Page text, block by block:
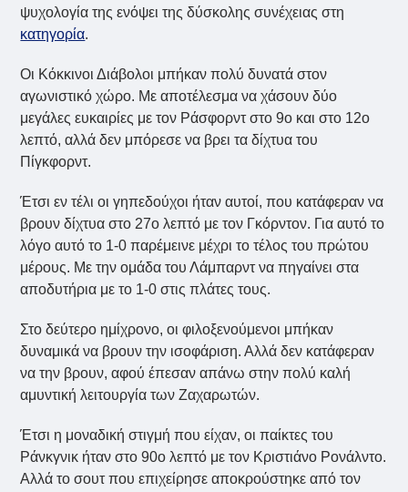
ψυχολογία της ενόψει της δύσκολης συνέχειας στη
κατηγορία.
Οι Κόκκινοι Διάβολοι μπήκαν πολύ δυνατά στον
αγωνιστικό χώρο. Με αποτέλεσμα να χάσουν δύο
μεγάλες ευκαιρίες με τον Ράσφορντ στο 9ο και στο 12ο
λεπτό, αλλά δεν μπόρεσε να βρει τα δίχτυα του
Πίγκφορντ.
Έτσι εν τέλι οι γηπεδούχοι ήταν αυτοί, που κατάφεραν να
βρουν δίχτυα στο 27ο λεπτό με τον Γκόρντον. Για αυτό το
λόγο αυτό το 1-0 παρέμεινε μέχρι το τέλος του πρώτου
μέρους. Με την ομάδα του Λάμπαρντ να πηγαίνει στα
αποδυτήρια με το 1-0 στις πλάτες τους.
Στο δεύτερο ημίχρονο, οι φιλοξενούμενοι μπήκαν
δυναμικά να βρουν την ισοφάριση. Αλλά δεν κατάφεραν
να την βρουν, αφού έπεσαν απάνω στην πολύ καλή
αμυντική λειτουργία των Ζαχαρωτών.
Έτσι η μοναδική στιγμή που είχαν, οι παίκτες του
Ράνκγνικ ήταν στο 90ο λεπτό με τον Κριστιάνο Ρονάλντο.
Αλλά το σουτ που επιχείρησε αποκρούστηκε από τον